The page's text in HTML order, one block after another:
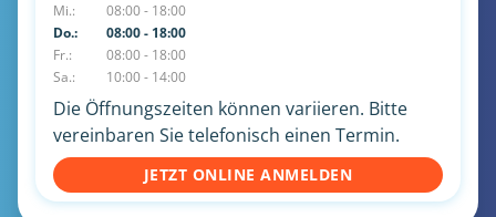
Mi.:
08:00 - 18:00
Do.:
08:00 - 18:00
Fr.:
08:00 - 18:00
Sa.:
10:00 - 14:00
Die Öffnungszeiten können variieren. Bitte
vereinbaren Sie telefonisch einen Termin.
JETZT ONLINE ANMELDEN